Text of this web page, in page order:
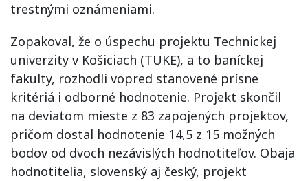
trestnými oznámeniami.
Zopakoval, že o úspechu projektu Technickej
univerzity v Košiciach (TUKE), a to baníckej
fakulty, rozhodli vopred stanovené prísne
kritériá i odborné hodnotenie. Projekt skončil
na deviatom mieste z 83 zapojených projektov,
pričom dostal hodnotenie 14,5 z 15 možných
bodov od dvoch nezávislých hodnotiteľov. Obaja
hodnotitelia, slovenský aj český, projekt